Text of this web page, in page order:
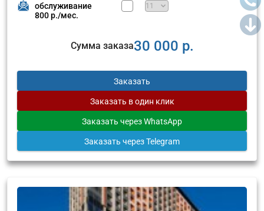
обслуживание
800 р./мес.
Сумма заказа30 000 р.
Заказать
Заказать в один клик
Заказать через WhatsApp
Заказать через Telegram